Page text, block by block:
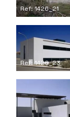
Ref: 1426_21
Ref: 1426_23